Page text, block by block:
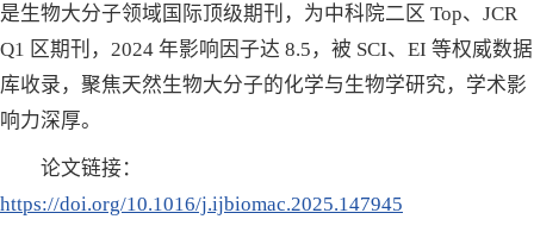
是生物大分子领域国际顶级期刊，为中科院二区 Top、JCR
Q1 区期刊，2024 年影响因子达 8.5，被 SCI、EI 等权威数据
库收录，聚焦天然生物大分子的化学与生物学研究，学术影
响力深厚。
论文链接：
https://doi.org/10.1016/j.ijbiomac.2025.147945